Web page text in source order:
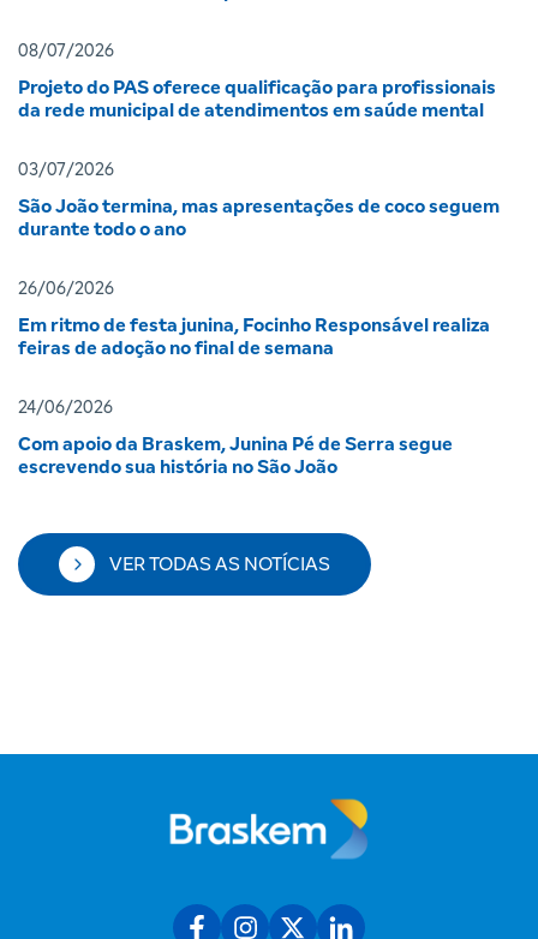
08/07/2026
Projeto do PAS oferece qualificação para profissionais
da rede municipal de atendimentos em saúde mental
03/07/2026
São João termina, mas apresentações de coco seguem
durante todo o ano
26/06/2026
Em ritmo de festa junina, Focinho Responsável realiza
feiras de adoção no final de semana
24/06/2026
Com apoio da Braskem, Junina Pé de Serra segue
escrevendo sua história no São João
VER TODAS AS NOTÍCIAS